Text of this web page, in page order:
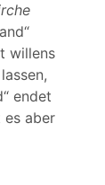
willens
endet
es aber